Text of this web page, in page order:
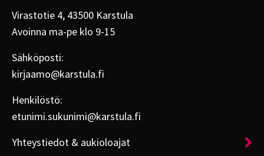
Virastotie 4, 43500 Karstula
Avoinna ma-pe klo 9-15
Sähköposti:
kirjaamo@karstula.fi
Henkilöstö:
etunimi.sukunimi@karstula.fi
Yhteystiedot & aukioloajat